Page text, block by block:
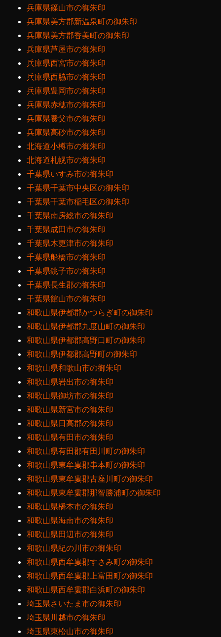
兵庫県篠山市の御朱印
兵庫県美方郡新温泉町の御朱印
兵庫県美方郡香美町の御朱印
兵庫県芦屋市の御朱印
兵庫県西宮市の御朱印
兵庫県西脇市の御朱印
兵庫県豊岡市の御朱印
兵庫県赤穂市の御朱印
兵庫県養父市の御朱印
兵庫県高砂市の御朱印
北海道小樽市の御朱印
北海道札幌市の御朱印
千葉県いすみ市の御朱印
千葉県千葉市中央区の御朱印
千葉県千葉市稲毛区の御朱印
千葉県南房総市の御朱印
千葉県成田市の御朱印
千葉県木更津市の御朱印
千葉県船橋市の御朱印
千葉県銚子市の御朱印
千葉県長生郡の御朱印
千葉県館山市の御朱印
和歌山県伊都郡かつらぎ町の御朱印
和歌山県伊都郡九度山町の御朱印
和歌山県伊都郡高野口町の御朱印
和歌山県伊都郡高野町の御朱印
和歌山県和歌山市の御朱印
和歌山県岩出市の御朱印
和歌山県御坊市の御朱印
和歌山県新宮市の御朱印
和歌山県日高郡の御朱印
和歌山県有田市の御朱印
和歌山県有田郡有田川町の御朱印
和歌山県東牟婁郡串本町の御朱印
和歌山県東牟婁郡古座川町の御朱印
和歌山県東牟婁郡那智勝浦町の御朱印
和歌山県橋本市の御朱印
和歌山県海南市の御朱印
和歌山県田辺市の御朱印
和歌山県紀の川市の御朱印
和歌山県西牟婁郡すさみ町の御朱印
和歌山県西牟婁郡上富田町の御朱印
和歌山県西牟婁郡白浜町の御朱印
埼玉県さいたま市の御朱印
埼玉県川越市の御朱印
埼玉県東松山市の御朱印